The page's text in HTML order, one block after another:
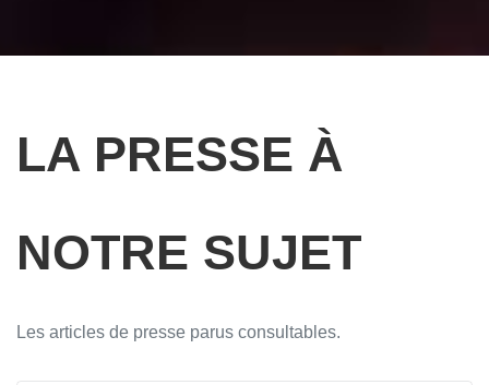
LA PRESSE À
NOTRE SUJET
Les articles de presse parus consultables.